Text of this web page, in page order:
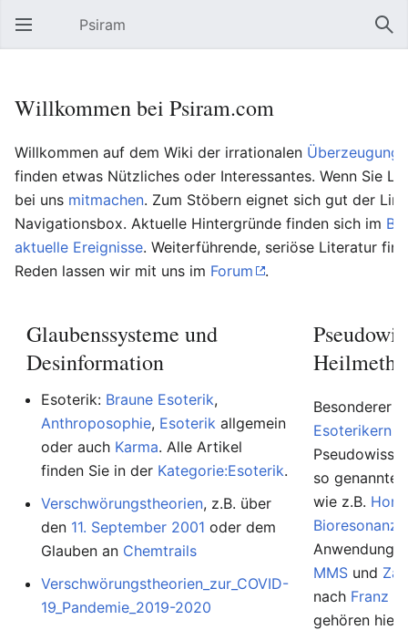
Hauptmenü öffnen Psiram
Willkommen bei Psiram.com
Willkommen auf dem Wiki der irrationalen
finden etwas Nützliches oder Interessantes. Wenn Sie
bei uns mitmachen. Zum Stöbern eignet sich gut der
Navigationsbox. Aktuelle Hintergründe finden sich im
aktuelle Ereignisse. Weiterführende, seriöse Literatur
Reden lassen wir mit uns im Forum .
Glaubenssysteme und
Desinformation
Esoterik: Braune Esoterik,
Anthroposophie, Esoterik allgemein
oder auch Karma. Alle Artikel
finden Sie in der Kategorie:Esoterik.
Verschwörungstheorien, z.B. über
den 11. September 2001 oder dem
Glauben an Chemtrails
Verschwörungstheorien_zur_COVID-
19_Pandemie_2019-2020
Besonderer
Esoterikern
so genannte
wie z.B.
Bioresonanz
MMS und
nach Franz
gehören